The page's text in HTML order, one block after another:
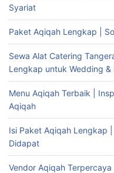
Syariat
Paket Aqiqah Lengkap |
Sewa Alat Catering
Lengkap untuk Wedding &
Menu Aqiqah Terbaik |
Aqiqah
Isi Paket Aqiqah Lengkap
Didapat
Vendor Aqiqah